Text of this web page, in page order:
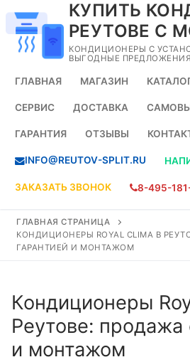
содержимому
КУПИТЬ
РЕУТОВЕ С
КОНДИЦИОНЕРЫ С
ВЫГОДНЫЕ
ГЛАВНАЯ МАГАЗИН
СЕРВИС ДОСТАВКА
ГАРАНТИЯ ОТЗЫВЫ
INFO@REUTOV-SPLIT.RU
ЗАКАЗАТЬ ЗВОНОК 8-495-
ГЛАВНАЯ СТРАНИЦА
КОНДИЦИОНЕРЫ ROYAL CLIMA В
ГАРАНТИЕЙ И МОНТАЖОМ
Кондиционеры
Реутове: продажа
и монтажом